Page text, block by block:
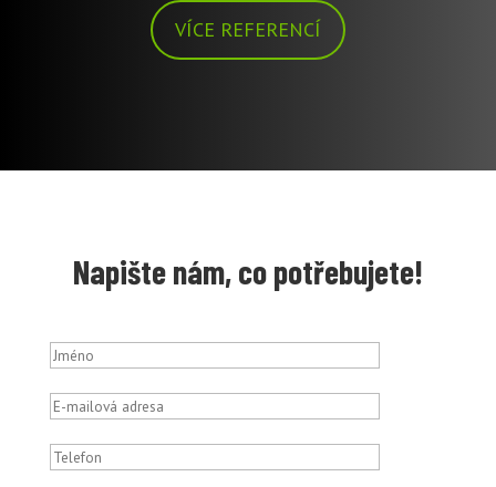
VÍCE REFERENCÍ
Napište nám, co potřebujete!